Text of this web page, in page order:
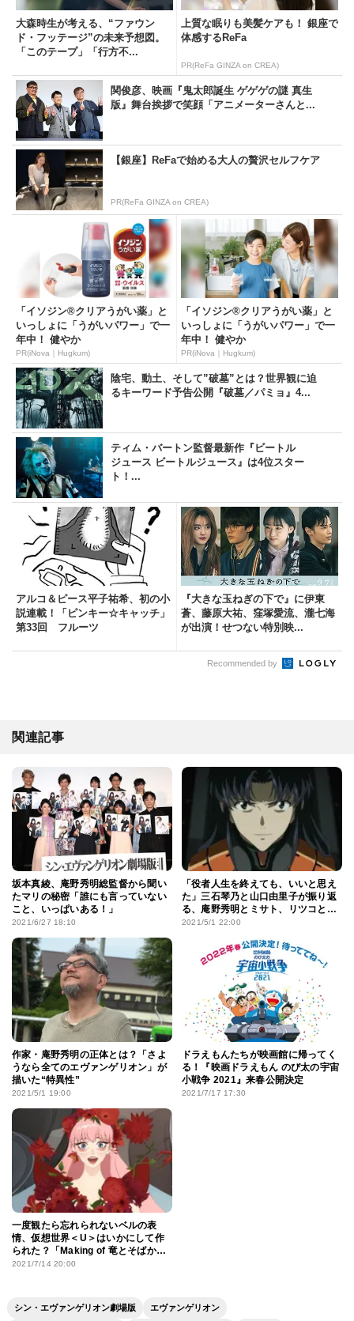
大森時生が考える、“ファウン
ド・フッテージ”の未来予想図。
「このテープ」「行方不...
上質な眠りも美髪ケアも！ 銀座で
体感するReFa
PR(ReFa GINZA on CREA)
関俊彦、映画『鬼太郎誕生 ゲゲゲの謎 真生
版』舞台挨拶で笑顔「アニメーターさんと...
【銀座】ReFaで始める大人の贅沢セルフケア
PR(ReFa GINZA on CREA)
「イソジン®クリアうがい薬」と
いっしょに「うがいパワー」で一
年中！ 健やか
PR(iNova｜Hugkum)
「イソジン®クリアうがい薬」と
いっしょに「うがいパワー」で一
年中！ 健やか
PR(iNova｜Hugkum)
陰宅、動土、そして”破墓”とは？世界観に迫
るキーワード予告公開『破墓／パミョ』4...
ティム・バートン監督最新作『ビートル
ジュース ビートルジュース』は4位スター
ト！...
アルコ＆ピース平子祐希、初の小
説連載！「ピンキー☆キャッチ」
第33回 フルーツ
『大きな玉ねぎの下で』に伊東
蒼、藤原大祐、窪塚愛流、瀧七海
が出演！せつない特別映...
Recommended by
関連記事
坂本真綾、庵野秀明総監督から聞い
たマリの秘密「誰にも言っていない
こと、いっぱいある！」
2021/6/27 18:10
「役者人生を終えても、いいと思え
た」三石琴乃と山口由里子が振り返
る、庵野秀明とミサト、リツコとの
25年
2021/5/1 22:00
作家・庵野秀明の正体とは？「さよ
うなら全てのエヴァンゲリオン」が
描いた“特異性”
2021/5/1 19:00
ドラえもんたちが映画館に帰ってく
る！『映画ドラえもん のび太の宇宙
小戦争 2021』来春公開決定
2021/7/17 17:30
一度観たら忘れられないベルの表
情、仮想世界＜U＞はいかにして作
られた？「Making of 竜とそばかす
の姫」まとめ【前編】
2021/7/14 20:00
シン・エヴァンゲリオン劇場版 エヴァンゲリオン